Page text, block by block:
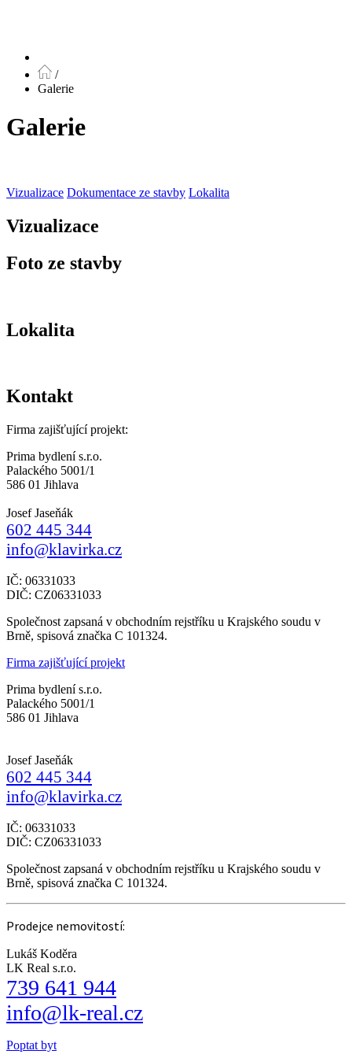
/
Galerie
Galerie
Vizualizace Dokumentace ze stavby Lokalita
Vizualizace
Foto ze stavby
Lokalita
Kontakt
Firma zajišťující projekt:
Prima bydlení s.r.o.
Palackého 5001/1
586 01 Jihlava
Josef Jaseňák
602 445 344
info@klavirka.cz
IČ: 06331033
DIČ: CZ06331033
Společnost zapsaná v obchodním rejstříku u Krajského soudu v
Brně, spisová značka C 101324.
Firma zajišťující projekt
Prima bydlení s.r.o.
Palackého 5001/1
586 01 Jihlava
Josef Jaseňák
602 445 344
info@klavirka.cz
IČ: 06331033
DIČ: CZ06331033
Společnost zapsaná v obchodním rejstříku u Krajského soudu v
Brně, spisová značka C 101324.
Prodejce nemovitostí:
Lukáš Koděra
LK Real s.r.o.
739 641 944
info@lk-real.cz
Poptat byt